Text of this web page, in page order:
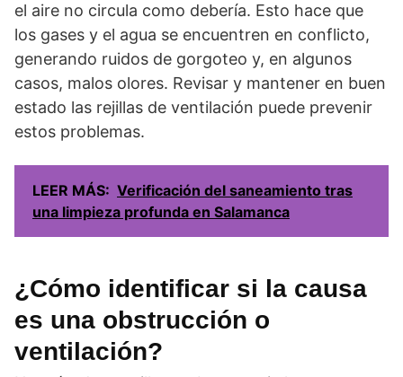
el aire no circula como debería. Esto hace que
los gases y el agua se encuentren en conflicto,
generando ruidos de gorgoteo y, en algunos
casos, malos olores. Revisar y mantener en buen
estado las rejillas de ventilación puede prevenir
estos problemas.
LEER MÁS: Verificación del saneamiento tras
una limpieza profunda en Salamanca
¿Cómo identificar si la causa
es una obstrucción o
ventilación?